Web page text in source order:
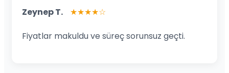
Zeynep T. ★★★★☆
Fiyatlar makuldu ve süreç sorunsuz geçti.